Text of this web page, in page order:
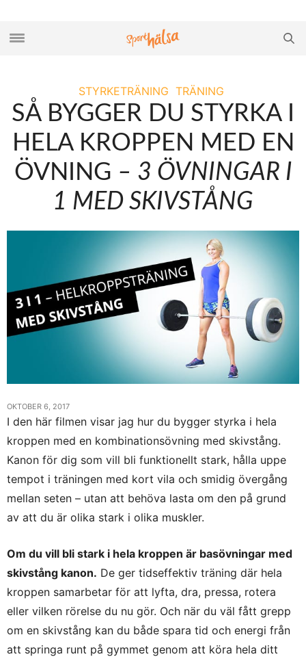
STYRKETRÄNING TRÄNING
SÅ BYGGER DU STYRKA I
HELA KROPPEN MED EN
ÖVNING – 3 ÖVNINGAR I
1 MED SKIVSTÅNG
OKTOBER 6, 2017
I den här filmen visar jag hur du bygger styrka i hela
kroppen med en kombinationsövning med skivstång.
Kanon för dig som vill bli funktionellt stark, hålla uppe
tempot i träningen med kort vila och smidig övergång
mellan seten – utan att behöva lasta om den på grund
av att du är olika stark i olika muskler.
Om du vill bli stark i hela kroppen är basövningar med
skivstång kanon. De ger tidseffektiv träning där hela
kroppen samarbetar för att lyfta, dra, pressa, rotera
eller vilken rörelse du nu gör. Och när du väl fått grepp
om en skivstång kan du både spara tid och energi från
att springa runt på gymmet genom att köra hela ditt